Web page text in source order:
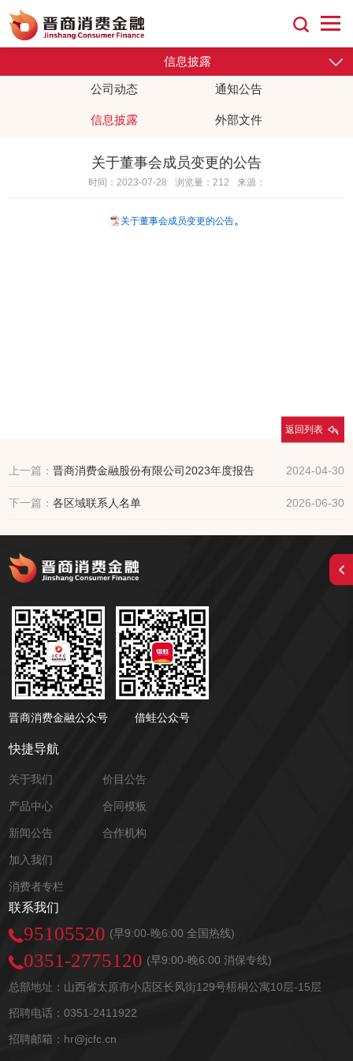
信息披露
公司动态 通知公告
信息披露 外部文件
关于董事会成员变更的公告
时间：2023-07-28 浏览量：212 来源：
关于董事会成员变更的公告。
上一篇：晋商消费金融股份有限公司2023年度报告 2024-04-30
下一篇：各区域联系人名单 2026-06-30
返回列表
晋商消费金融公众号 借蛙公众号
快捷导航
关于我们
产品中心
新闻公告
加入我们
消费者专栏
价目公告
合同模板
合作机构
联系我们
95105520 (早9:00-晚6:00 全国热线)
0351-2775120 (早9:00-晚6:00 消保专线)
总部地址：山西省太原市小店区长风街129号梧桐公寓10层-15层
招聘电话：0351-2411922
招聘邮箱：hr@jcfc.cn